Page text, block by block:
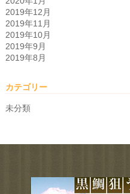
2019年12月
2019年11月
2019年10月
2019年9月
2019年8月
カテゴリー
未分類